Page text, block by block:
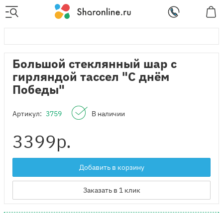
Большой стеклянный шар с
гирляндой тассел "С днём
Победы"
Артикул: 3759 В наличии
3399р.
Добавить в корзину
Заказать в 1 клик